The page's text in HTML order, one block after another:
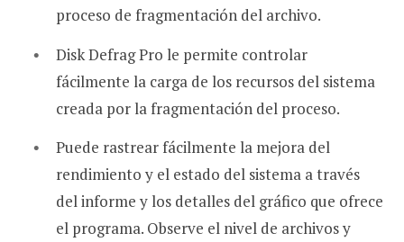
proceso de fragmentación del archivo.
Disk Defrag Pro le permite controlar
fácilmente la carga de los recursos del sistema
creada por la fragmentación del proceso.
Puede rastrear fácilmente la mejora del
rendimiento y el estado del sistema a través
del informe y los detalles del gráfico que ofrece
el programa. Observe el nivel de archivos y